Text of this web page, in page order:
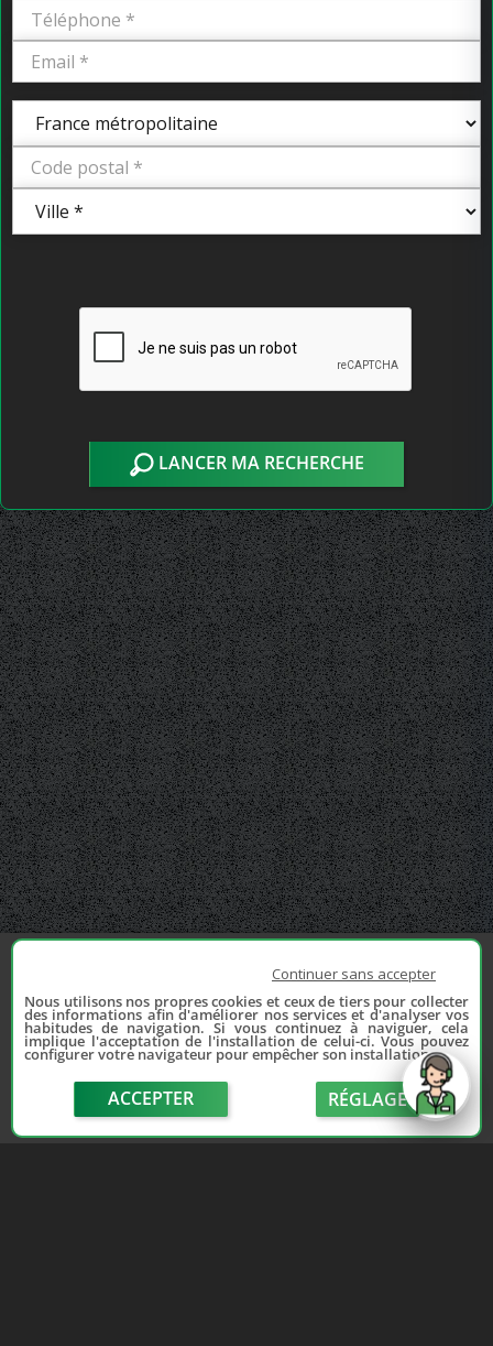
LANCER MA RECHERCHE
Continuer sans accepter
Nous utilisons nos propres cookies et ceux de tiers pour collecter
des informations afin d'améliorer nos services et d'analyser vos
habitudes de navigation. Si vous continuez à naviguer, cela
implique l'acceptation de l'installation de celui-ci. Vous pouvez
configurer votre navigateur pour empêcher son installation.
ACCEPTER RÉGLAGE